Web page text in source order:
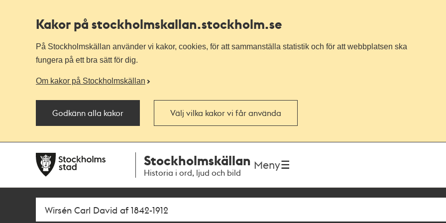
Kakor på stockholmskallan.stockholm.se
På Stockholmskällan använder vi kakor, cookies, för att sammanställa statistik och för att webbplatsen ska
fungera på ett bra sätt för dig.
Om kakor på Stockholmskällan
Godkänn alla kakor Välj vilka kakor vi får använda
navigationen
huvudinnehållet
Stockholmskällan
Historia i ord, ljud och bild
Meny
Sök